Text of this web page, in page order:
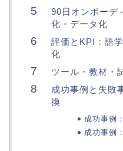
90日オンボーデ
化・データ化
評価とKPI：語
化
ツール・教材・
成功事例と失敗
換
成功事例
成功事例